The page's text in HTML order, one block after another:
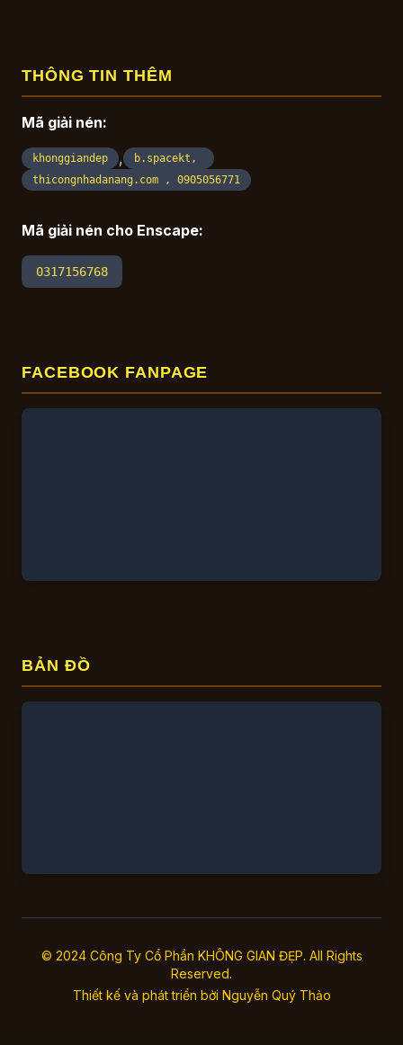
THÔNG TIN THÊM
Mã giải nén:
khonggiandep ,
b.spacekt,
thicongnhadanang.com , 0905056771
Mã giải nén cho Enscape:
0317156768
FACEBOOK FANPAGE
BẢN ĐỒ
© 2024 Công Ty Cổ Phần KHÔNG GIAN ĐẸP. All Rights
Reserved.
Thiết kế và phát triển bởi Nguyễn Quý Thảo